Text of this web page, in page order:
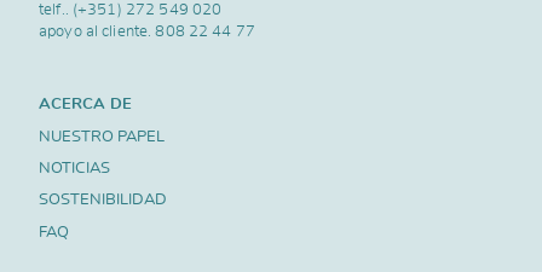
telf.. (+351) 272 549 020
apoyo al cliente.808 22 44 77
ACERCA DE
NUESTRO PAPEL
NOTICIAS
SOSTENIBILIDAD
FAQ